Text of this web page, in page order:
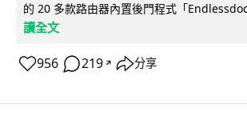
的 20 多款路由器內置後門程式「
讀全文
956 219 ↗ 分享